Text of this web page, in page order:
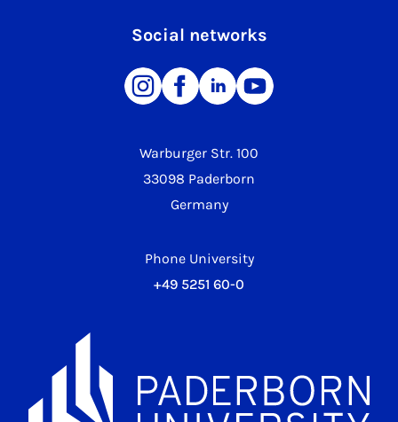
Warburger Str. 100
33098 Paderborn
Germany
Phone University
+49 5251 60-0
Social networks